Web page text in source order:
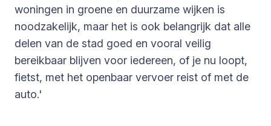
woningen in groene en duurzame wijken is
noodzakelijk, maar het is ook belangrijk dat alle
delen van de stad goed en vooral veilig
bereikbaar blijven voor iedereen, of je nu loopt,
fietst, met het openbaar vervoer reist of met de
auto.'